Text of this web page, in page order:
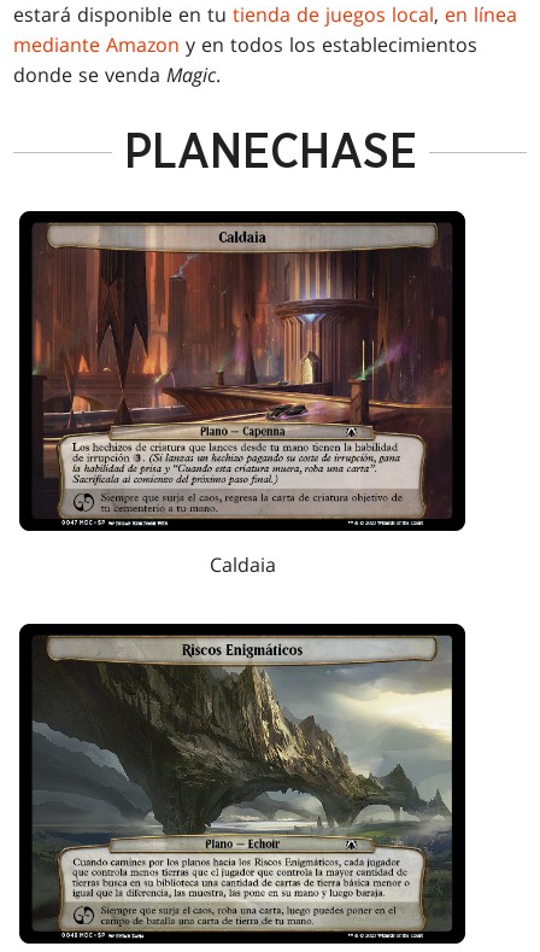
estará disponible en tutienda de juegos local, en línea
mediante Amazon y en todos los establecimientos
donde se vendaMagic.
PLANECHASE
Caldaia